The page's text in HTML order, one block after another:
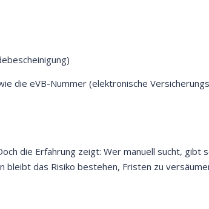
die eVB-Nummer (elektronische
die Erfahrung zeigt: Wer manuell sucht, gibt
das Risiko bestehen, Fristen zu